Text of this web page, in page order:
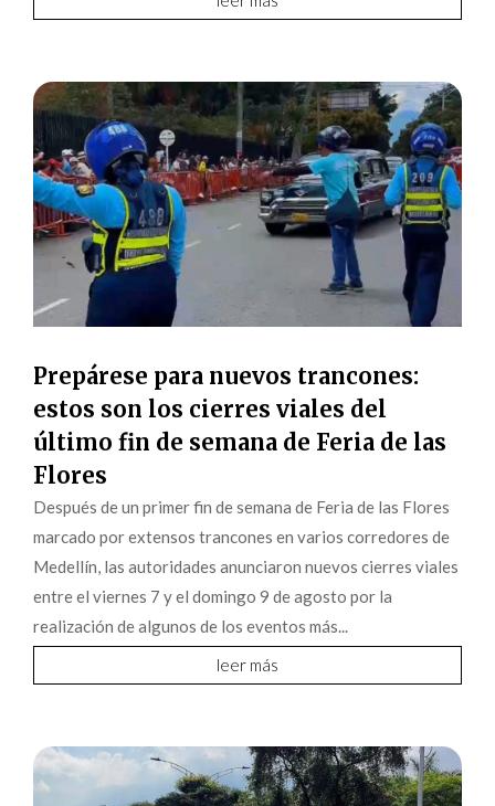
Prepárese para nuevos trancones:
estos son los cierres viales del
último fin de semana de Feria de las
Flores
Después de un primer fin de semana de Feria de las Flores
marcado por extensos trancones en varios corredores de
Medellín, las autoridades anunciaron nuevos cierres viales
entre el viernes 7 y el domingo 9 de agosto por la
realización de algunos de los eventos más...
leer más